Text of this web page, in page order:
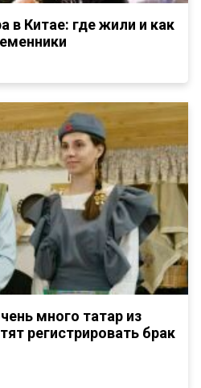
в Китае: где жили и как
много татар из
регистрировать брак